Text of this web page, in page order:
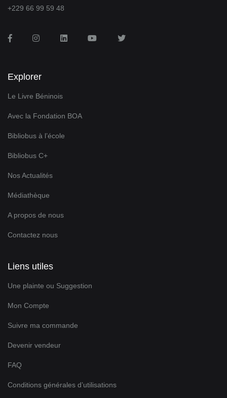
+229 66 99 59 48
FacebookInstagramLinkedInYou TubeTwitter
Explorer
Le Livre Béninois
Avec la Fondation BOA
Bibliobus à l’école
Bibliobus C+
Nos Actualités
Médiathèque
A propos de nous
Contactez nous
Liens utiles
Une plainte ou Suggestion
Mon Compte
Suivre ma commande
Devenir vendeur
FAQ
Conditions générales d’utilisations